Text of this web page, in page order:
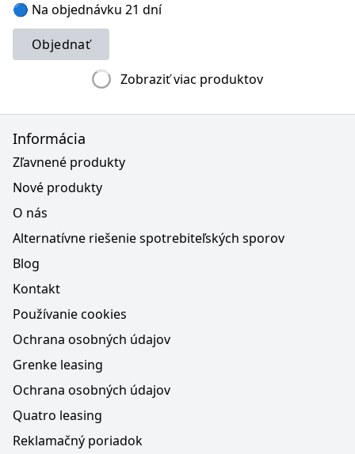
🔵 Na objednávku 21 dní
Objednať
Zobraziť viac produktov
Informácia
Zľavnené produkty
Nové produkty
O nás
Alternatívne riešenie spotrebiteľských sporov
Blog
Kontakt
Používanie cookies
Ochrana osobných údajov
Grenke leasing
Ochrana osobných údajov
Quatro leasing
Reklamačný poriadok